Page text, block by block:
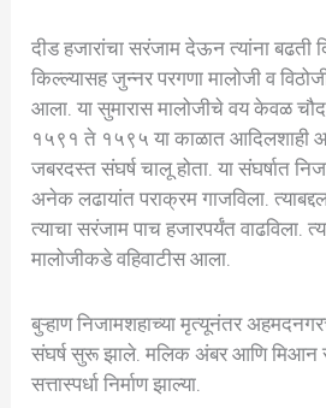
दीड हजारांचा सरंजाम देऊन त्यांना बढती
किल्ल्यासह जुन्नर परगणा मालोजी व
आला. या सुमारास मालोजीचे वय केवळ
१५९१ ते १५९५ या काळात आदिलशाही
जबरदस्त संघर्ष चालू होता. या संघर्षात
अनेक लढायांत पराक्रम गाजविला.
त्याचा सरंजाम पाच हजारपर्यंत वाढविला.
मालोजीकडे वहिवाटीस आला.
बुऱ्हाण निजामशहाच्या मृत्यूनंतर
संघर्ष सुरू झाले. मलिक अंबर आणि मिआन
सत्तास्पर्धा निर्माण झाल्या.